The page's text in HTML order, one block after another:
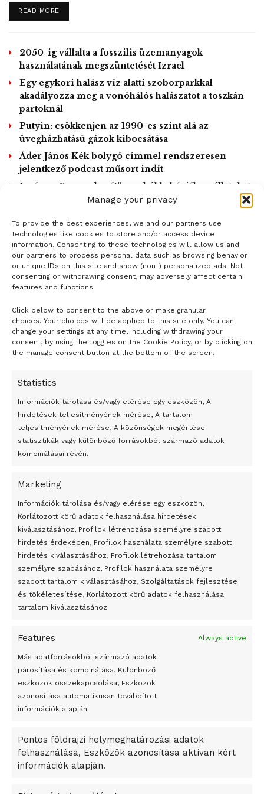
Manage your privacy
To provide the best experiences, we and our partners use
technologies like cookies to store and/or access device
information. Consenting to these technologies will allow us and
our partners to process personal data such as browsing behavior
or unique IDs on this site and show (non-) personalized ads. Not
consenting or withdrawing consent, may adversely affect certain
features and functions.
Click below to consent to the above or make granular
choices. Your choices will be applied to this site only. You can
change your settings at any time, including withdrawing your
consent, by using the toggles on the Cookie Policy, or by clicking on
the manage consent button at the bottom of the screen.
Statistics
Információk tárolása és/vagy elérése egy eszközön, A
hirdetések teljesítményének mérése, A tartalom
teljesítményének mérése, A közönségek megértése
statisztikák vagy különböző forrásokból származó adatok
kombinálásai révén.
Marketing
Információk tárolása és/vagy elérése egy eszközön,
Korlátozott körű adatok felhasználása hirdetések
kiválasztásához, Profilok létrehozása személyre szabott
hirdetés érdekében, Profilok használata személyre szabott
hirdetés kiválasztásához, Profilok létrehozása tartalom
személyre szabásához, Profilok használata személyre
szabott tartalom kiválasztásához, Szolgáltatások fejlesztése
és tökéletesítése, Korlátozott körű adatok felhasználása
tartalom kiválasztásához.
Features Always active
Más adatforrásokból származó adatok
párosítása és kombinálása, Különböző
eszközök összekapcsolása, Eszközök
azonosítása automatikusan továbbított
információk alapján.
Pontos földrajzi helymeghatározási adatok
felhasználása, Eszközök azonosítása aktívan kért
információk alapján.
bánjunk úgy a vízzel, hogy az a következő generációk
számára is elérhető legyen, legyünk tudatosak ebből a
Az E.ON Hungária Zrt. közleménye szerint a Föld napjára
az E.ON digitális tananyagot ajánl. Mint írják, az
EnergiaKaland programmal és a hozzá tartozó digitális
anyagokkal segít a tanároknak és a diákoknak, hogy a
környezetismeret és az energiatudatosság témájában
minden korosztály számára otthonról is elérhető, változatos
feladatokat találjanak.
eszközökkel energia- és környezettudatosságra nevelje, és
segítse őket abban, hogy később felelősen és tudatosan
döntsenek a mindennapi életben arról, hogyan használják
a rendelkezésükre álló erőforrásokat. A diákok a
legfontosabb adatok és tények megismerésén kívül az
kapcsolatos feladatokban virtuális döntéseket is hozhatnak
és szembesülhetnek ezek hatásaival is.
interaktív játékokat, ismertetőket és feladatokat a
gyerekeknek, a szülők és a tanárok számára pedig
letölthető kézikönyveket és más segédanyagokat az
oktatáshoz.
Tags: csapvíz kiváló minőségű
Magyar Víziközmű Szövetség (Mavíz)
READ MOREDETAILS
2050-ig vállalta a fosszilis üzemanyagok
használatának megszüntetését Izrael
Egy egykori halász víz alatti szoborparkkal
akadályozza meg a vonóhálós halászatot a toszkán
partoknál
Putyin: csökkenjen az 1990-es szint alá az
üvegházhatású gázok kibocsátása
Áder János Kék bolygó címmel rendszeresen
jelentkező podcast műsort indít
Japán – „Szarvasbarát” zacskókkal óvják az állatokat
a műanyagszeméttől
LOAD MORE
- H I R D E T É S -
Átmenetileg szünetelnek az összecsapások Bahmutnál
Egy vagyonért adták el Banksy művét miután elégették.
Az 1950-ben elhunyt alkotók művei szabadon
felhasználhatóvá válnak
Peking – A visegrádi országok zsidó kulturális örökségét
bemutató fotókiállítás nyílt
Megveszi az osztrák Wienerberger az amerikai Meridian
Bricket
A Startup Campus egyetemi programjainak legjobbjai az
A Ringo Starr új albummal jelentkezik
A Vajdasági Magyar Szövetség államtitkárait kinevezték